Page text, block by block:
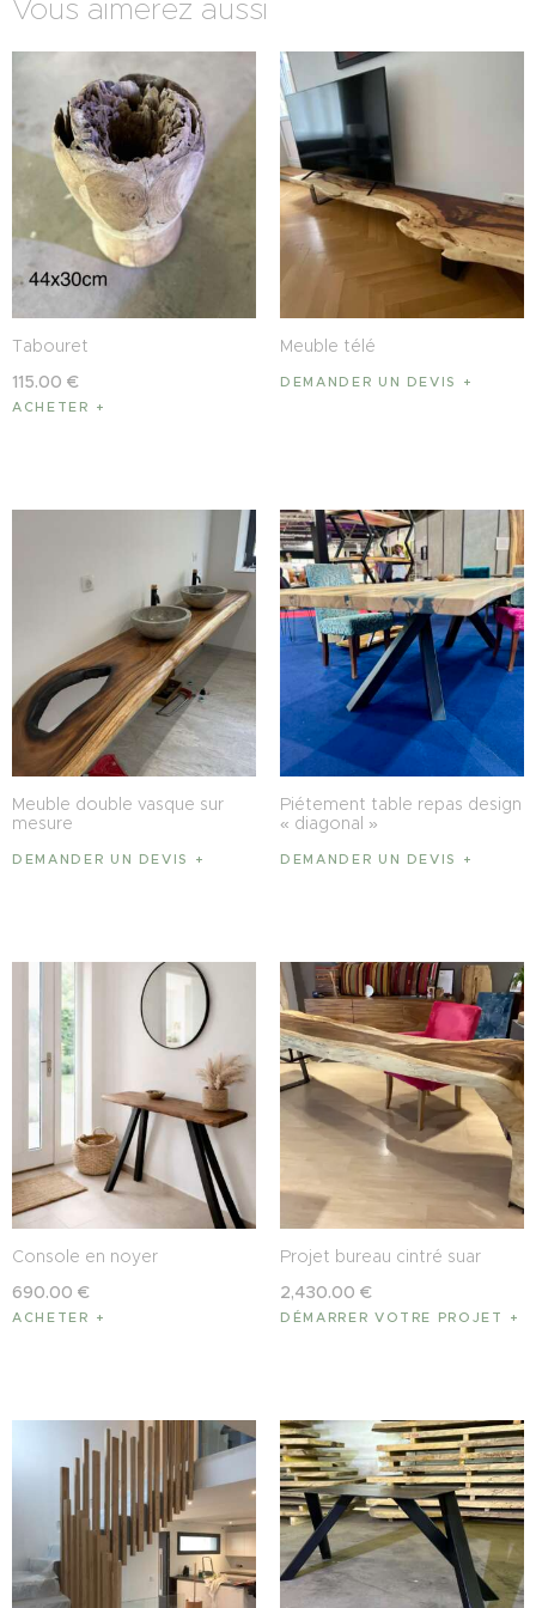
Vous aimerez aussi
Tabouret
115.00 €
ACHETER
Meuble télé
DEMANDER UN DEVIS
Meuble double vasque sur
mesure
DEMANDER UN DEVIS
Piétement table repas design
« diagonal »
DEMANDER UN DEVIS
Console en noyer
690.00 €
ACHETER
Projet bureau cintré suar
2,430.00 €
DÉMARRER VOTRE PROJET